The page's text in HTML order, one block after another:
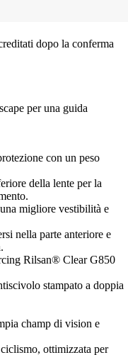
dopo la conferma
per una guida
con un peso
della lente per la
migliore vestibilità e
nella parte anteriore e
Rilsan® Clear G850
stampato a doppia
champ di vision e
ottimizzata per